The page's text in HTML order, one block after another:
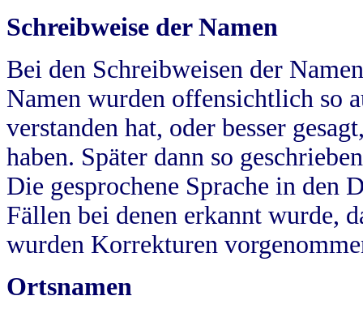
Schreibweise der Namen
Bei den Schreibweisen der
Namen wurden offensichtlich so
verstanden hat, oder besser
haben. Später dann so
Die gesprochene Sprache in
Fällen bei denen erkannt wurde,
wurden Korrekturen
Ortsnamen